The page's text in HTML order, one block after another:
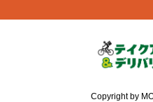
Copyright by